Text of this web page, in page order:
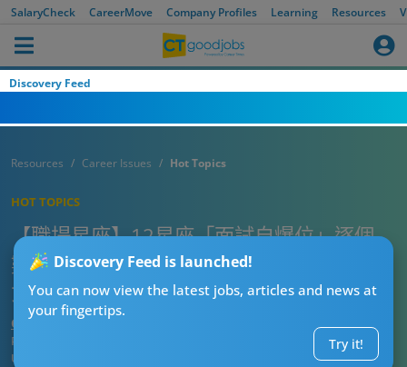
SalaryCheck CareerMove Company Profiles Learning Resources
Discovery Feed
Discovery Feed is launched!
You can now view the latest jobs, articles and news at
your fingertips.
Try it!
Resources Career Issues Hot Topics
HOT TOPICS
【職場星座】12星座「面試自爆位」逐個
數！你攞唔到offer嘅真相：天秤太Hea、處
女太煩、人馬亂講嘢
CTgoodjobs’ Editor
Published:
Updated: